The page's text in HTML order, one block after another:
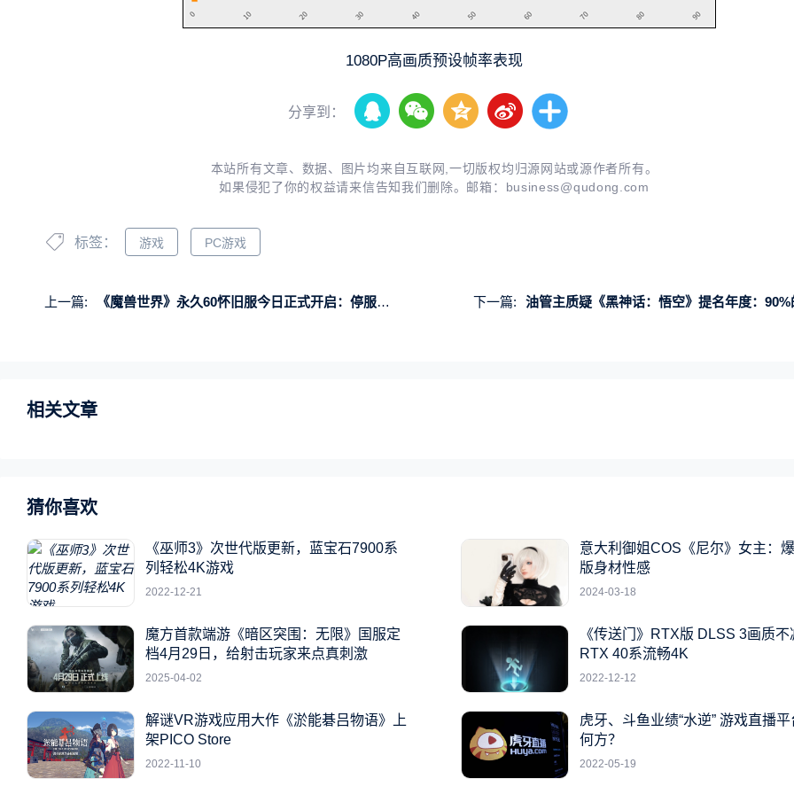
1080P高画质预设帧率表现
分享到：
本站所有文章、数据、图片均来自互联网,一切版权均归源网站或源作者所有。
如果侵犯了你的权益请来信告知我们删除。邮箱： business@qudong.com
标签： 游戏 PC游戏
上一篇: 《魔兽世界》永久60怀旧服今日正式开启：停服前数据全都在 下一篇: 油管主质疑《黑神话：悟空》提名年度：90%的销量来自中国 并没有风靡
相关文章
猜你喜欢
《巫师3》次世代版更新，蓝宝石7900系
列轻松4K游戏
2022-12-21
意大利御姐COS《尼尔》女主：
版身材性感
2024-03-18
魔方首款端游《暗区突围：无限》国服定
档4月29日，给射击玩家来点真刺激
2025-04-02
《传送门》RTX版 DLSS 3画质不
RTX 40系流畅4K
2022-12-12
解谜VR游戏应用大作《淤能碁吕物语》上
架PICO Store
2022-11-10
虎牙、斗鱼业绩“水逆” 游戏直播
何方？
2022-05-19